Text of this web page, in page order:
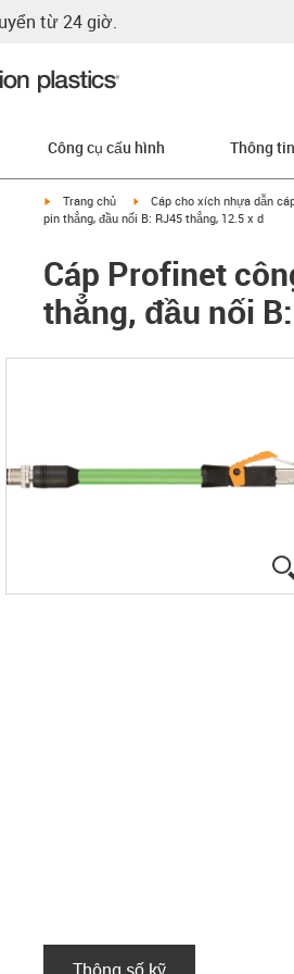
từ 24 giờ.
Công cụ cấu hình Thông
igus-icon-arrow-right
Trang chủ igus-icon-arrow-right
Cáp cho xích nhựa dẫn
pin thẳng, đầu nối B: RJ45 thẳng, 12.5 x d
Cáp Profinet
thẳng, đầu nối
Thông số kỹ